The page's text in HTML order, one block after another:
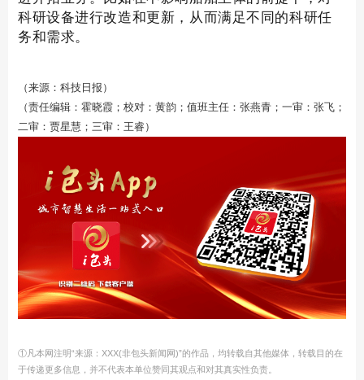
科研设备进行改造和更新，从而满足不同的科研任
务和需求。
（来源：科技日报）
（责任编辑：霍晓霞；校对：黄韵；值班主任：张燕青；一审：张飞；
二审：贾星慧；三审：王睿）
①凡本网注明“来源：XXX(非包头新闻网)”的作品，均转载自其他媒体，转载目的在
于传递更多信息，并不代表本单位赞同其观点和对其真实性负责。